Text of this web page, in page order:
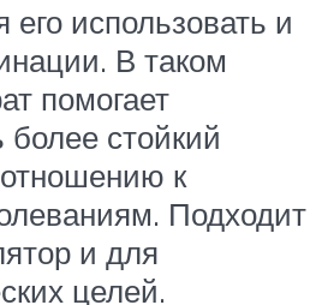
его использовать и
В таком
помогает
стойкий
к
Подходит
и для
целей.